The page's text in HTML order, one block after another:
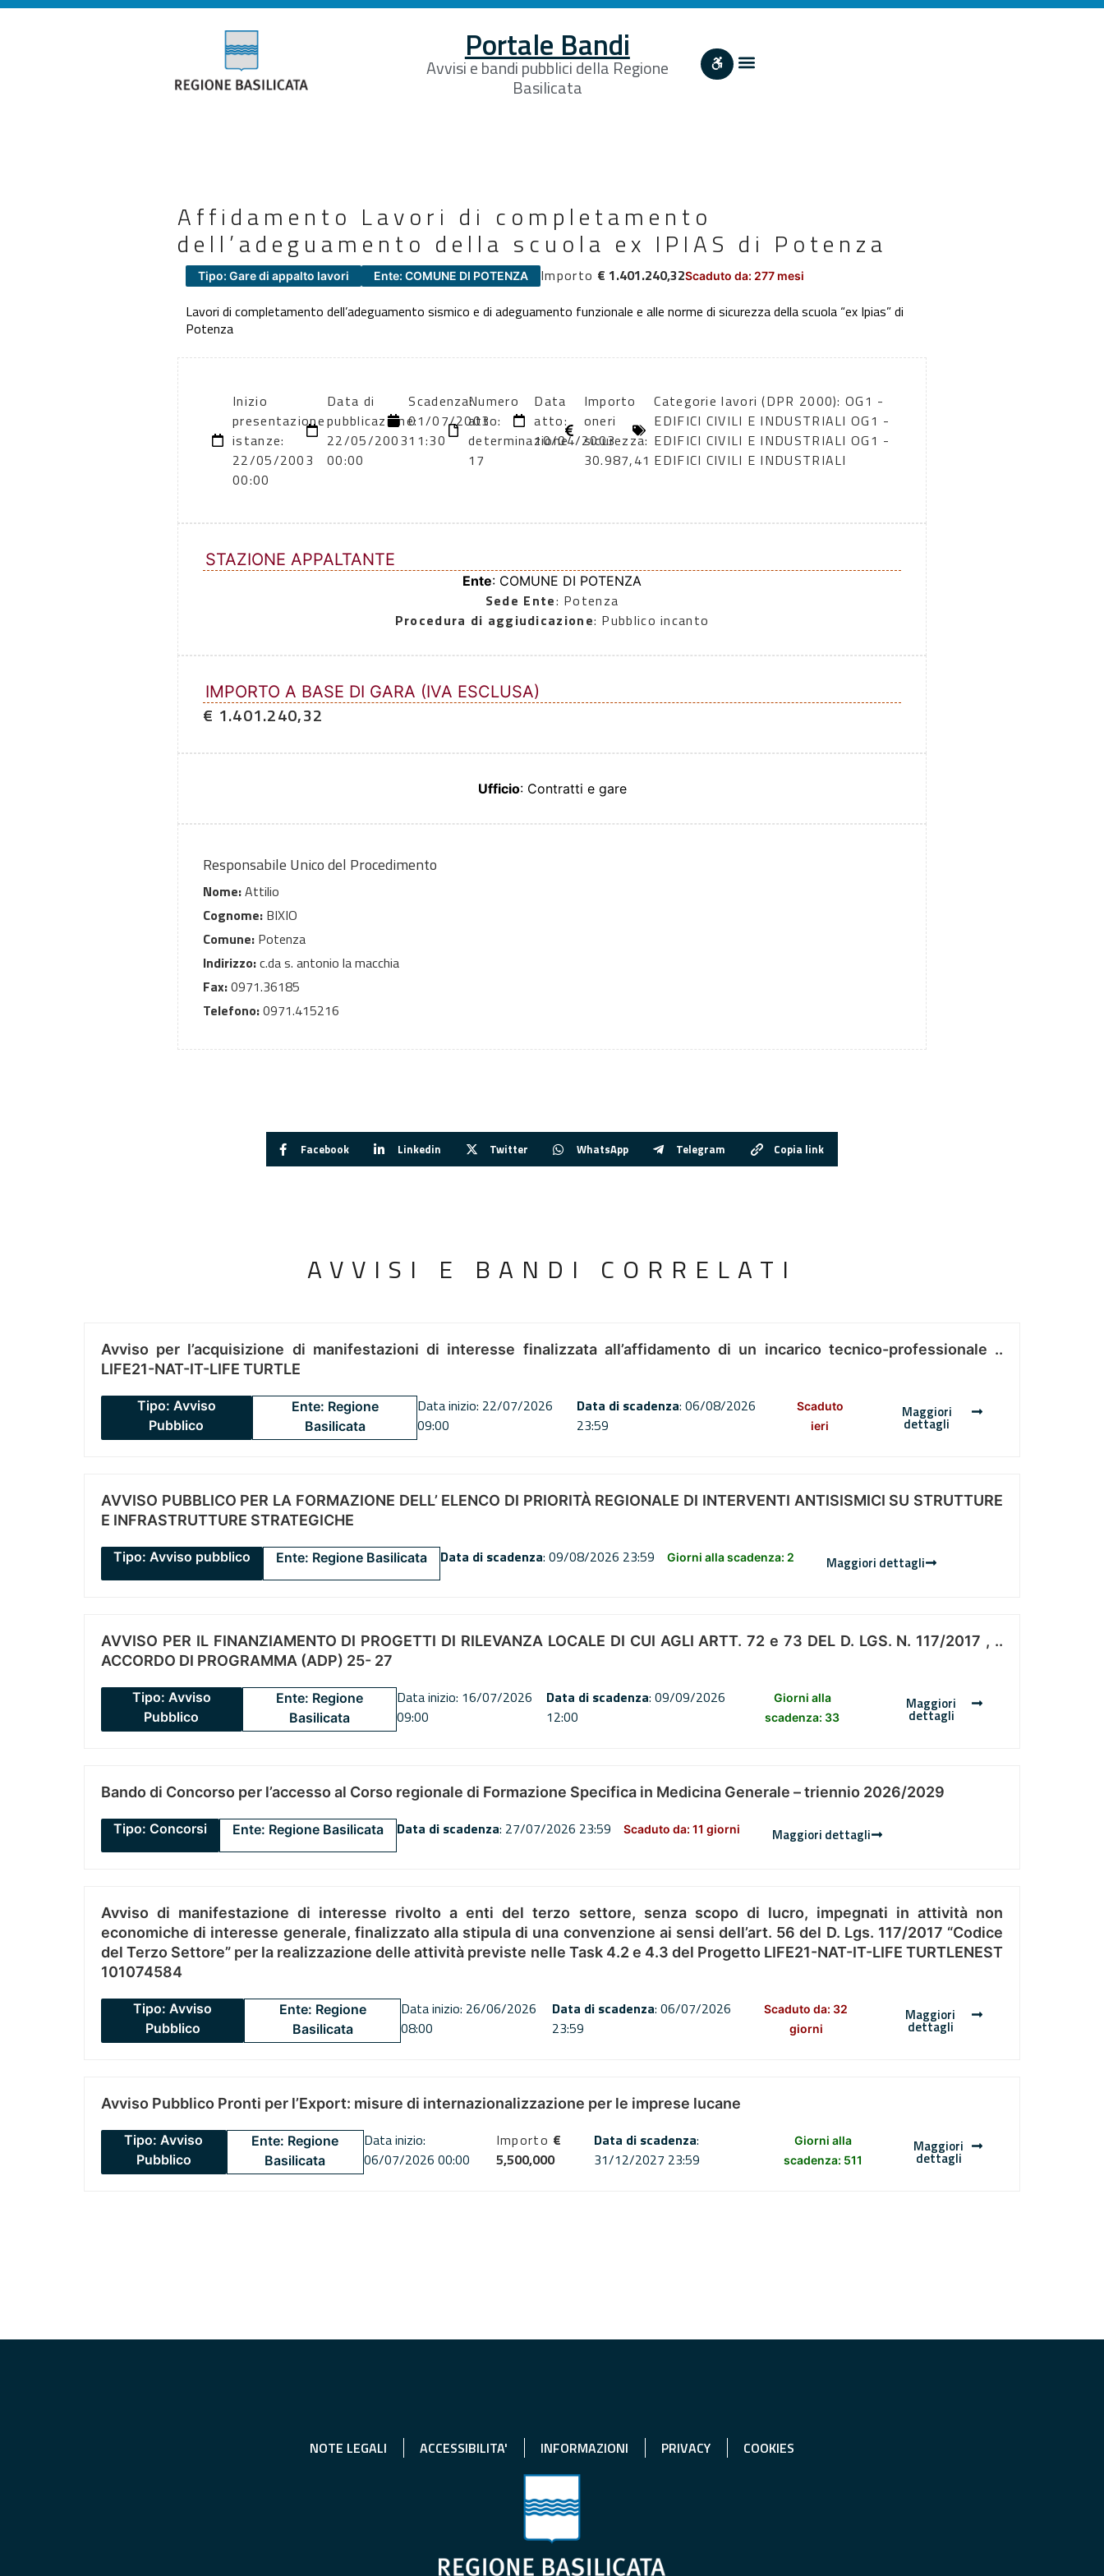
Portale Bandi
Avvisi e bandi pubblici della Regione
Basilicata
Affidamento Lavori di completamento
dell’adeguamento della scuola ex IPIAS di Potenza
Tipo: Gare di appalto lavori Ente: COMUNE DI POTENZA Importo € 1.401.240,32Scaduto da: 277 mesi
Lavori di completamento dell’adeguamento sismico e di adeguamento funzionale e alle norme di sicurezza della scuola “ex Ipias” di
Potenza
Inizio
presentazione
istanze:
22/05/2003
00:00
Data di
pubblicazione:
22/05/2003
00:00
Scadenza:
01/07/2003
11:30
Numero
atto:
determinazione
17
Data
atto:
10/04/2003
Importo
oneri
sicurezza:
30.987,41
Categorie lavori (DPR 2000): OG1 -
EDIFICI CIVILI E INDUSTRIALI OG1 -
EDIFICI CIVILI E INDUSTRIALI OG1 -
EDIFICI CIVILI E INDUSTRIALI
STAZIONE APPALTANTE
Ente: COMUNE DI POTENZA
Sede Ente: Potenza
Procedura di aggiudicazione: Pubblico incanto
IMPORTO A BASE DI GARA (IVA ESCLUSA)
€ 1.401.240,32
Ufficio: Contratti e gare
Responsabile Unico del Procedimento
Nome:Attilio
Cognome: BIXIO
Comune: Potenza
Indirizzo:c.da s. antonio la macchia
Fax:0971.36185
Telefono:0971.415216
Facebook Linkedin Twitter WhatsApp Telegram Copia link
AVVISI E BANDI CORRELATI
Avviso per l’acquisizione di manifestazioni di interesse finalizzata all’affidamento di un incarico tecnico-professionale ..
LIFE21-NAT-IT-LIFE TURTLE
Tipo: Avviso
Pubblico
Ente: Regione
Basilicata
Data inizio: 22/07/2026
09:00
Data di scadenza: 06/08/2026
23:59
Scaduto
ieri
Maggiori
dettagli
AVVISO PUBBLICO PER LA FORMAZIONE DELL’ ELENCO DI PRIORITÀ REGIONALE DI INTERVENTI ANTISISMICI SU STRUTTURE
E INFRASTRUTTURE STRATEGICHE
Tipo: Avviso pubblico Ente: Regione Basilicata Data di scadenza: 09/08/2026 23:59 Giorni alla scadenza: 2 Maggiori dettagli
AVVISO PER IL FINANZIAMENTO DI PROGETTI DI RILEVANZA LOCALE DI CUI AGLI ARTT. 72 e 73 DEL D. LGS. N. 117/2017 , ..
ACCORDO DI PROGRAMMA (ADP) 25- 27
Tipo: Avviso
Pubblico
Ente: Regione
Basilicata
Data inizio: 16/07/2026
09:00
Data di scadenza: 09/09/2026
12:00
Giorni alla
scadenza: 33
Maggiori
dettagli
Bando di Concorso per l’accesso al Corso regionale di Formazione Specifica in Medicina Generale – triennio 2026/2029
Tipo: Concorsi Ente: Regione Basilicata Data di scadenza: 27/07/2026 23:59 Scaduto da: 11 giorni Maggiori dettagli
Avviso di manifestazione di interesse rivolto a enti del terzo settore, senza scopo di lucro, impegnati in attività non
economiche di interesse generale, finalizzato alla stipula di una convenzione ai sensi dell’art. 56 del D. Lgs. 117/2017 “Codice
del Terzo Settore” per la realizzazione delle attività previste nelle Task 4.2 e 4.3 del Progetto LIFE21-NAT-IT-LIFE TURTLENEST
101074584
Tipo: Avviso
Pubblico
Ente: Regione
Basilicata
Data inizio: 26/06/2026
08:00
Data di scadenza: 06/07/2026
23:59
Scaduto da: 32
giorni
Maggiori
dettagli
Avviso Pubblico Pronti per l’Export: misure di internazionalizzazione per le imprese lucane
Tipo: Avviso
Pubblico
Ente: Regione
Basilicata
Data inizio:
06/07/2026 00:00
Importo €
5,500,000
Data di scadenza:
31/12/2027 23:59
Giorni alla
scadenza: 511
Maggiori
dettagli
NOTE LEGALI ACCESSIBILITA' INFORMAZIONI PRIVACY COOKIES